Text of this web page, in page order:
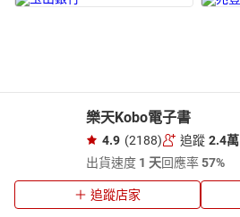
樂天Kobo電子書
4.9 (2188) 追蹤 2.4萬
出貨速度 1 天回應率57%
追蹤店家